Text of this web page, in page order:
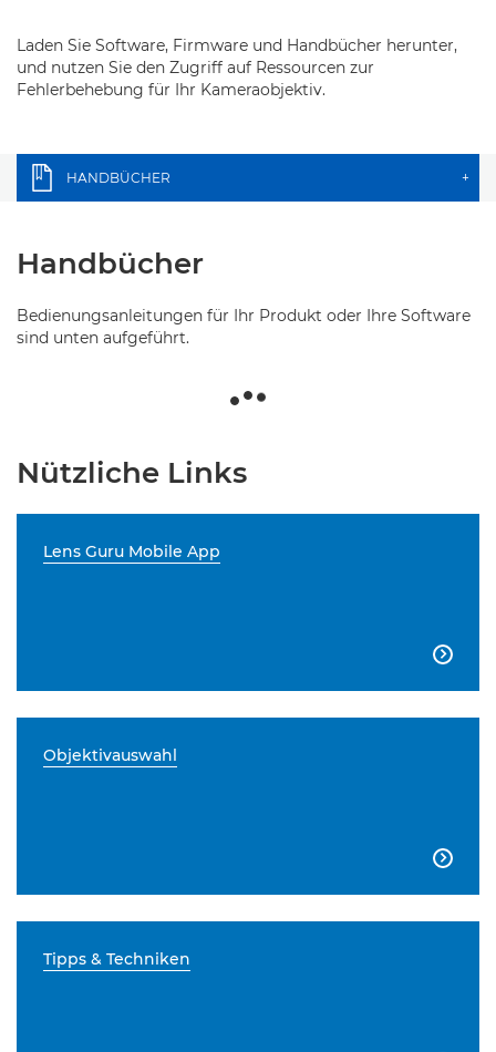
Laden Sie Software, Firmware und Handbücher herunter,
und nutzen Sie den Zugriff auf Ressourcen zur
Fehlerbehebung für Ihr Kameraobjektiv.
HANDBÜCHER +
Handbücher
Bedienungsanleitungen für Ihr Produkt oder Ihre Software
sind unten aufgeführt.
Nützliche Links
Lens Guru Mobile App

Objektivauswahl

Tipps & Techniken